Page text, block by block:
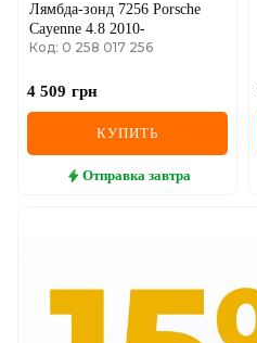
Лямбда-зонд 7256 Porsche
Cayenne 4.8 2010-
Код: 0 258 017 256
4 509 грн
КУПИТЬ
Отправка завтра